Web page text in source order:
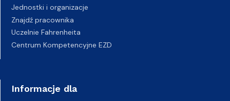
Jednostki i organizacje
Znajdź pracownika
Uczelnie Fahrenheita
Centrum Kompetencyjne EZD
Informacje dla